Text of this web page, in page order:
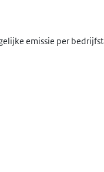
emissie per